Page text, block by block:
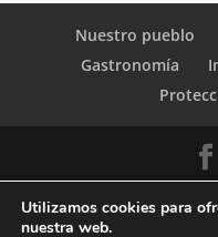
Nuestro pueblo
Gastronomía
Utilizamos cookies para
nuestra web.